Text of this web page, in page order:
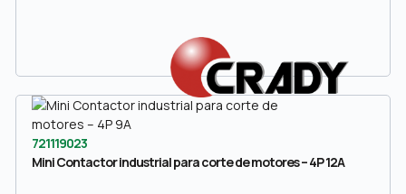
721119023
Mini Contactor industrial para corte de motores – 4P 12A